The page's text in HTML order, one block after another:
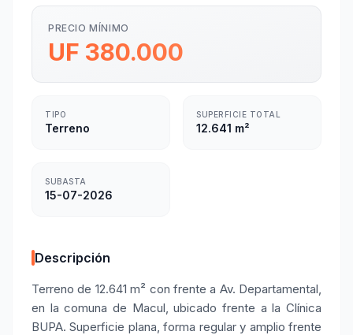
PRECIO MÍNIMO
UF 380.000
TIPO
Terreno
SUPERFICIE TOTAL
12.641 m²
SUBASTA
15-07-2026
Descripción
Terreno de 12.641 m² con frente a Av. Departamental,
en la comuna de Macul, ubicado frente a la Clínica
BUPA. Superficie plana, forma regular y amplio frente